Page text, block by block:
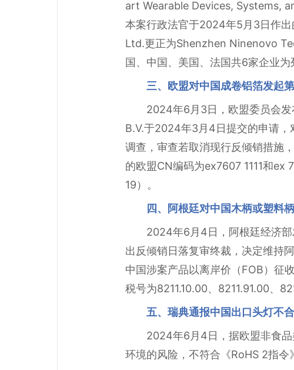
art Wearable Devices, Systems,
本案行政法官于2024年5月3日作
Ltd.更正为Shenzhen Ninenovo
国、中国、美国、法国共6家企业为
三、欧盟对中国成卷铝箔发起
2024年6月3日，欧盟委员会
B.V.于2024年3月4日提交的申请
调查，审查若取消现行反倾销措施
的欧盟CN编码为ex7607 1111和ex
19）。
四、阿根廷对中国木柄或塑料
2024年6月4日，阿根廷经济
出反倾销日落复审终裁，决定维持
中国涉案产品以离岸价（FOB）征
税号为8211.10.00、8211.91.00、
五、瑞典通报中国出口头灯不
2024年6月4日，据欧盟非食
环境的风险，不符合《RoHS 2指